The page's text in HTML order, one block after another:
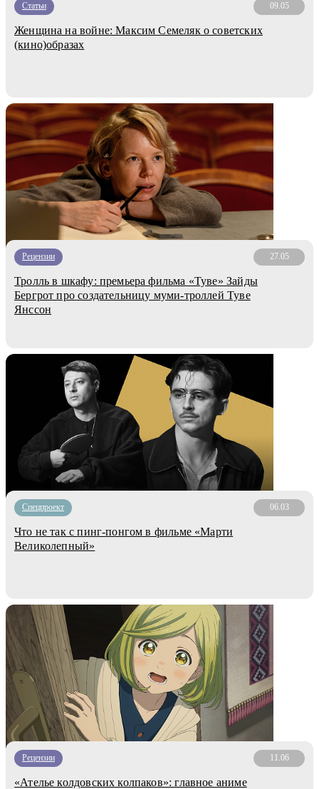
Статьи 09.05
Женщина на войне: Максим Семеляк о советских
(кино)образах
Рецензии 27.05
Тролль в шкафу: премьера фильма «Туве» Зайды
Бергрот про создательницу муми-троллей Туве
Янссон
Спецпроект 06.03
Что не так с пинг-понгом в фильме «Марти
Великолепный»
Рецензии 11.06
«Ателье колдовских колпаков»: главное аниме